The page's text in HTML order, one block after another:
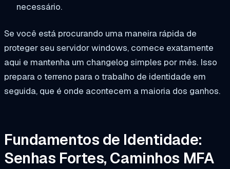
necessário.
Se você está procurando uma maneira rápida de
proteger seu servidor windows, comece exatamente
aqui e mantenha um changelog simples por mês. Isso
prepara o terreno para o trabalho de identidade em
seguida, que é onde acontecem a maioria dos ganhos.
Fundamentos de Identidade:
Senhas Fortes, Caminhos MFA